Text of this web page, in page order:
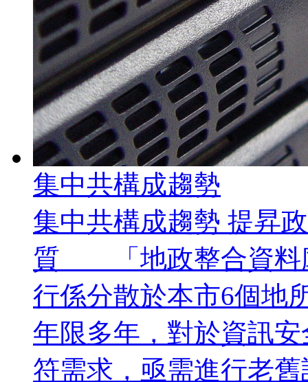
集中共構成趨勢
集中共構成趨勢 提昇
質 「地政整合資料
行係分散於本市6個地
年限多年，對於資訊
符需求，亟需進行老